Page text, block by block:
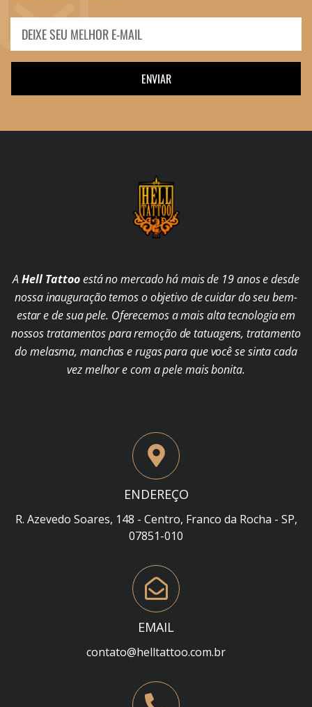
ENVIAR
AHell Tattooestá no mercado há mais de 19 anos e desde
nossa inauguração temos o objetivo de cuidar do seu bem-
estar e de sua pele. Oferecemos a mais alta tecnologia em
nossos tratamentos para remoção de tatuagens, tratamento
do melasma, manchas e rugas para que você se sinta cada
vez melhor e com a pele mais bonita.
ENDEREÇO
R. Azevedo Soares, 148 - Centro, Franco da Rocha - SP,
07851-010
EMAIL
contato@helltattoo.com.br